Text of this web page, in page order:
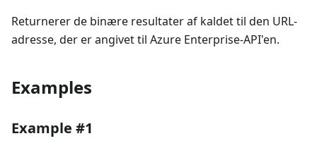
Returnerer de binære resultater af kaldet til den URL-
adresse, der er angivet til Azure Enterprise-API'en.
Examples
Example #1